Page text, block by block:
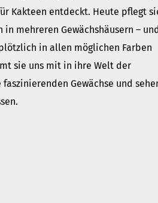
Kakteen entdeckt. Heute pflegt
mehreren Gewächshäusern – und
in allen möglichen Farben
sie uns mit in ihre Welt der
Gewächse und